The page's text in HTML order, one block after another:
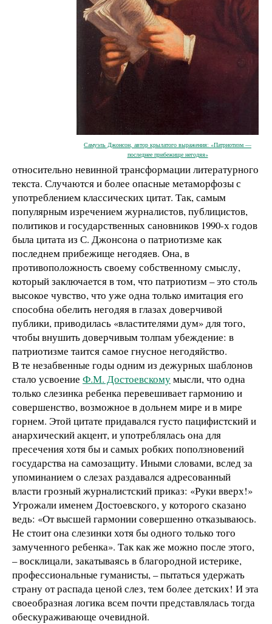
Самуэль Джонсон, автор крылатого выражения: «Патриотизм —
последнее прибежище негодяя»
относительно невинной трансформации литературного
текста. Случаются и более опасные метаморфозы с
употреблением классических цитат. Так, самым
популярным изречением журналистов, публицистов,
политиков и государственных сановников 1990-х годов
была цитата из С. Джонсона о патриотизме как
последнем прибежище негодяев. Она, в
противоположность своему собственному смыслу,
который заключается в том, что патриотизм – это столь
высокое чувство, что уже одна только имитация его
способна обелить негодяя в глазах доверчивой
публики, приводилась «властителями дум» для того,
чтобы внушить доверчивым толпам убеждение: в
патриотизме таится самое гнусное негодяйство.
В те незабвенные годы одним из дежурных шаблонов
стало усвоение Ф.М. Достоевскомумысли, что одна
только слезинка ребенка перевешивает гармонию и
совершенство, возможное в дольнем мире и в мире
горнем. Этой цитате придавался густо пацифистский и
анархический акцент, и употреблялась она для
пресечения хотя бы и самых робких поползновений
государства на самозащиту. Иными словами, вслед за
упоминанием о слезах раздавался адресованный
власти грозный журналистский приказ: «Руки вверх!»
Угрожали именем Достоевского, у которого сказано
ведь: «От высшей гармонии совершенно отказываюсь.
Не стоит она слезинки хотя бы одного только того
замученного ребенка». Так как же можно после этого,
– восклицали, закатываясь в благородной истерике,
профессиональные гуманисты, – пытаться удержать
страну от распада ценой слез, тем более детских! И эта
своеобразная логика всем почти представлялась тогда
обескураживающе очевидной.